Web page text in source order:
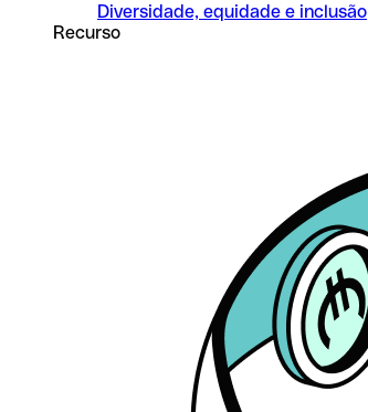
Diversidade, equidade e inclusão
Recurso